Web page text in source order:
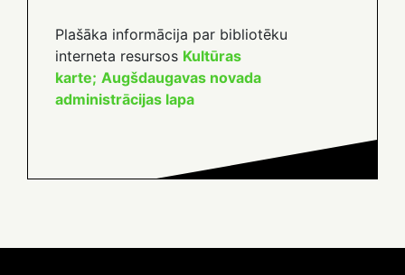
Plašāka informācija par bibliotēku
interneta resursos Kultūras
karte; Augšdaugavas novada
administrācijas lapa